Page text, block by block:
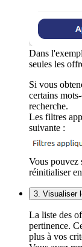
Dans
seules les
Si vous
certains
recherche.
Les filtres
suivante :
Vous pouvez
réinitialiser
3. Visualiser
La liste des
pertinence.
plus à vos